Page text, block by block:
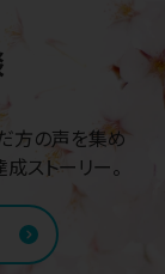
方の声を集め
ストーリー。